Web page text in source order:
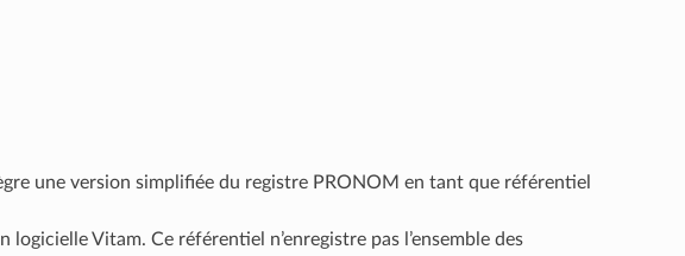
une version simplifiée du registre PRONOM en tant que référentiel
Vitam. Ce référentiel n’enregistre pas l’ensemble des